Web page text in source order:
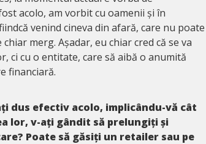
acolo, am vorbit cu oamenii și în
venind cineva din afară, care nu poate
merg. Așadar, eu chiar cred că se va
ci cu o entitate, care să aibă o anumită
financiară.
dus efectiv acolo, implicându-vă cât
lor, v-ați gândit să prelungiți și
Poate să găsiți un retailer sau pe